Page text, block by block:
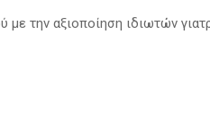
με την αξιοποίηση ιδιωτών